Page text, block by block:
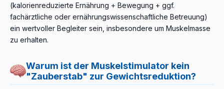
(kalorienreduzierte Ernährung + Bewegung + ggf.
fachärztliche oder ernährungswissenschaftliche Betreuung)
ein wertvoller Begleiter sein, insbesondere um Muskelmasse
zu erhalten.
Warum ist der Muskelstimulator kein
"Zauberstab" zur Gewichtsreduktion?